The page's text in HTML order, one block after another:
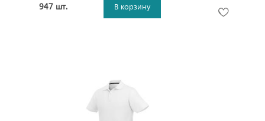
947 шт. В корзину